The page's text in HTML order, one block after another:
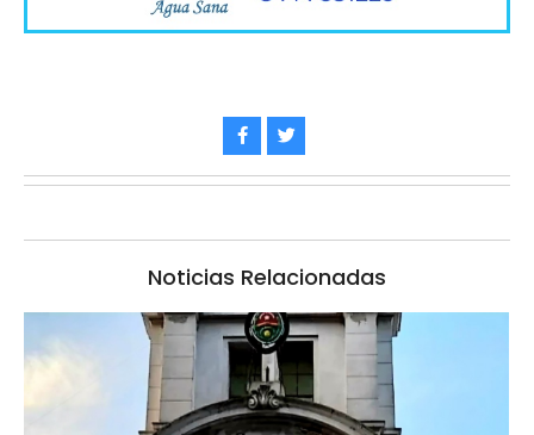
Noticias Relacionadas